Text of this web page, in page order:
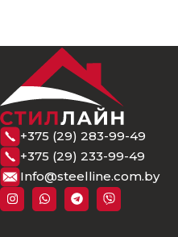
+375 (29) 283-99-49
+375 (29) 233-99-49
Info@steelline.com.by